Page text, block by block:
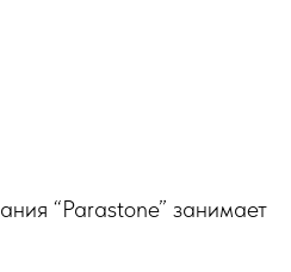
“Parastone” занимает